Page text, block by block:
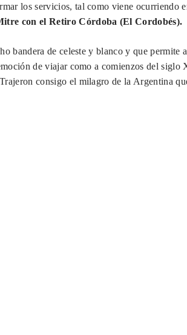
los servicios, tal como viene ocurriendo
con el Retiro Córdoba (El Cordobés).
bandera de celeste y blanco y que permite a
de viajar como a comienzos del siglo
consigo el milagro de la Argentina